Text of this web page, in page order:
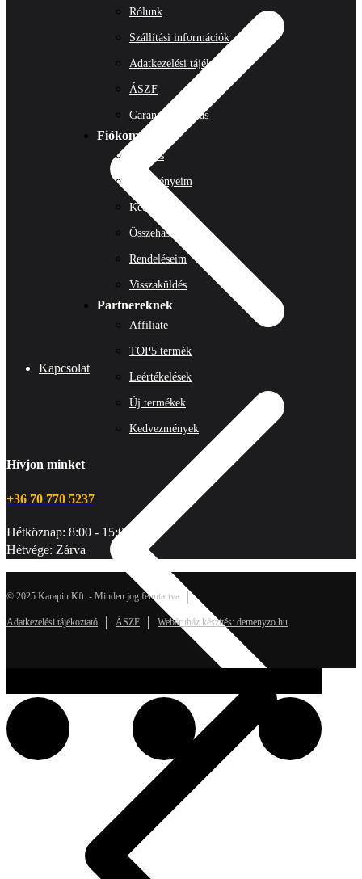
Kapcsolat
Rólunk
Szállítási információk
Adatkezelési tájékoztató
ÁSZF
Garancia, jótállás
Fiókom
Belépés
Előzményeim
Kedvenceim
Összehasonlítás
Rendeléseim
Visszaküldés
Partnereknek
Affiliate
TOP5 termék
Leértékelések
Új termékek
Kedvezmények
Hívjon minket
+36 70 770 5237
Hétköznap: 8:00 - 15:00
Hétvége: Zárva
© 2025 Karapin Kft. - Minden jog fenntartva
Adatkezelési tájékoztató ÁSZF Webáruház készítés: demenyzo.hu